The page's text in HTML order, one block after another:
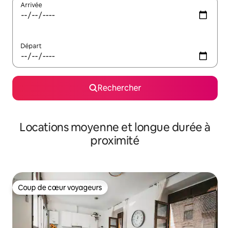
Arrivée
Départ
Rechercher
Locations moyenne et longue durée à
proximité
Coup de cœur voyageurs
Coup de cœur voyageurs